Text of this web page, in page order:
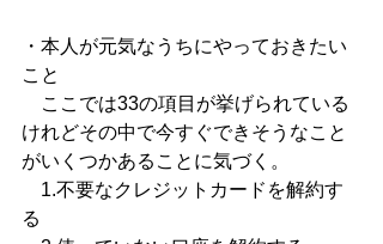
・本人が元気なうちにやっておきたい
こと
ここでは33の項目が挙げられている
けれどその中で今すぐできそうなこと
がいくつかあることに気づく。
1.不要なクレジットカードを解約す
る